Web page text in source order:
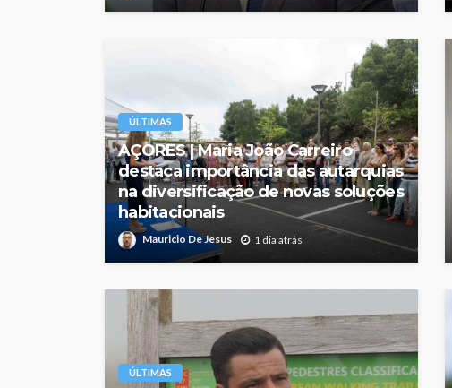
ÚLTIMAS
AÇORES | Maria João Carreiro
destaca importância das autarquias
na diversificação de novas soluções
habitacionais
Mauricio De Jesus 1 dia atrás
ÚLTIMAS